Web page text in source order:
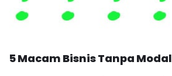
5 Macam Bisnis Tanpa Modal